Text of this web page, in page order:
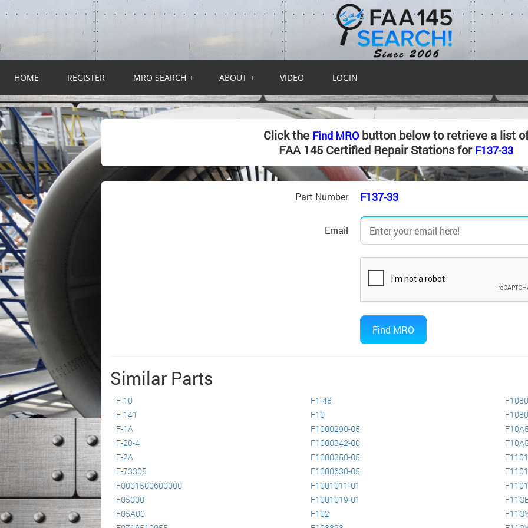
HOME REGISTER MRO SEARCH + ABOUT + VIDEO LOGIN
Click the Find MRObutton below to retrieve a list
FAA 145 Certified Repair Stations for F137-33
Part Number F137-33
Email
Similar Parts
F-10
F-141
F-1A
F-20-4
F-2A
F-73305
F0001500600000
F05000
F05A00
F1-48
F10
F1000290-05
F1000342-00
F1000350-05
F1000630-05
F1001011-01
F1001019-01
F102